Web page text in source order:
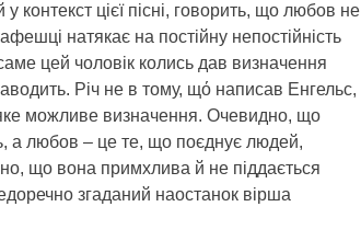
цієї пісні, говорить, що любов не
натякає на постійну непостійність
цей чоловік колись дав визначення
Річ не в тому, щό написав Енгельс,
можливе визначення. Очевидно, що
а любов – це те, що поєднує людей,
що вона примхлива й не піддається
згаданий наостанок вірша